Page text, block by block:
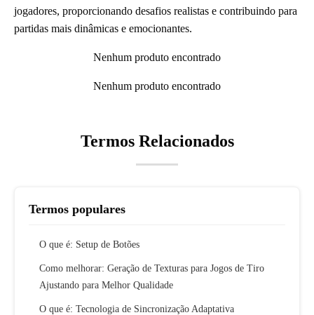
jogadores, proporcionando desafios realistas e contribuindo para
partidas mais dinâmicas e emocionantes.
Nenhum produto encontrado
Nenhum produto encontrado
Termos Relacionados
Termos populares
O que é: Setup de Botões
Como melhorar: Geração de Texturas para Jogos de Tiro
Ajustando para Melhor Qualidade
O que é: Tecnologia de Sincronização Adaptativa